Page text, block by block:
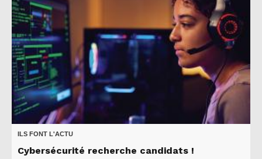
ILS FONT L'ACTU
Cybersécurité recherche candidats !